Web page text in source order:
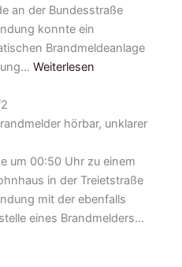
an der Bundesstraße
konnte ein
Brandmeldeanlage
Weiterlesen
hörbar, unklarer
um 00:50 Uhr zu einem
in der Treietstraße
mit der ebenfalls
eines Brandmelders…